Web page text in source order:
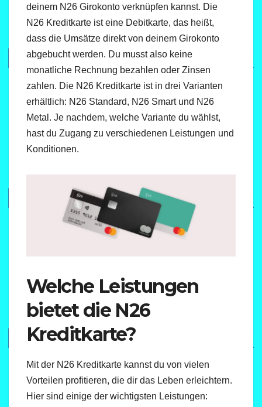
deinem N26 Girokonto verknüpfen kannst. Die
N26 Kreditkarte ist eine Debitkarte, das heißt,
dass die Umsätze direkt von deinem Girokonto
abgebucht werden. Du musst also keine
monatliche Rechnung bezahlen oder Zinsen
zahlen. Die N26 Kreditkarte ist in drei Varianten
erhältlich: N26 Standard, N26 Smart und N26
Metal. Je nachdem, welche Variante du wählst,
hast du Zugang zu verschiedenen Leistungen und
Konditionen.
Welche Leistungen
bietet die N26
Kreditkarte?
Mit der N26 Kreditkarte kannst du von vielen
Vorteilen profitieren, die dir das Leben erleichtern.
Hier sind einige der wichtigsten Leistungen: